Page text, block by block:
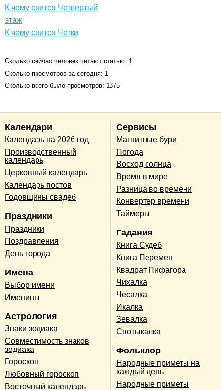
К чему снится Четвертый
этаж
К чему снится Четки
Сколько сейчас человек читают статью: 1
Сколько просмотров за сегодня: 1
Сколько всего было просмотров: 1375
Календари
Календарь на 2026 год
Производственный
календарь
Церковный календарь
Календарь постов
Годовщины свадеб
Праздники
Праздники
Поздравления
День города
Имена
Выбор имени
Именины
Астрология
Знаки зодиака
Совместимость знаков
зодиака
Гороскоп
Любовный гороскоп
Восточный календарь
Сервисы
Магнитные бури
Погода
Восход солнца
Время в мире
Разница во времени
Конвертер времени
Таймеры
Гадания
Книга Судеб
Книга Перемен
Квадрат Пифагора
Чихалка
Чесалка
Икалка
Зевалка
Спотыкалка
Фольклор
Народные приметы на
каждый день
Народные приметы